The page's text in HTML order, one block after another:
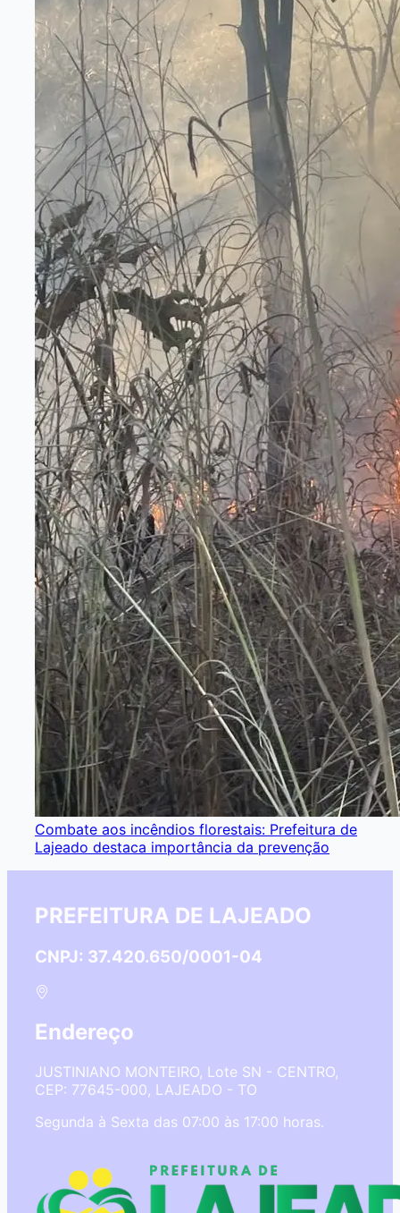
Combate aos incêndios florestais: Prefeitura de
Lajeado destaca importância da prevenção
PREFEITURA DE LAJEADO
CNPJ: 37.420.650/0001-04
Endereço
JUSTINIANO MONTEIRO, Lote SN - CENTRO,
CEP: 77645-000, LAJEADO - TO
Segunda à Sexta das 07:00 às 17:00 horas.